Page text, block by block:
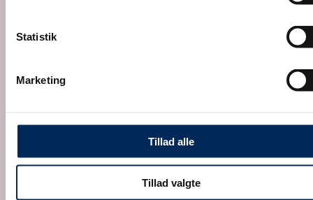
Statistik
Marketing
Tillad alle
Tillad valgte